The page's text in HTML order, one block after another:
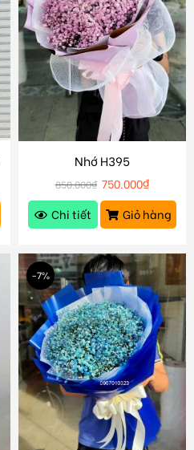
Nhớ H395
850.000₫ 750.000₫
Chi tiết
Giỏ hàng
-7%